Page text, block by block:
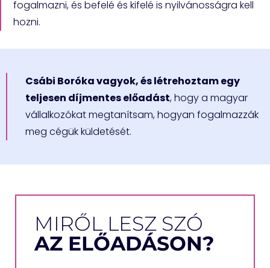
fogalmazni, és befelé és kifelé is nyilvánosságra kell
hozni.
Csábi Boróka vagyok, és létrehoztam egy
teljesen díjmentes előadást, hogy a magyar
vállalkozókat megtanítsam, hogyan fogalmazzák
meg cégük küldetését.
MIRŐL LESZ SZÓ
AZ ELŐADÁSON?